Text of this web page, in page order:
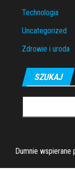
Technologia
Uncategorized
Zdrowie i uroda
SZUKAJ
Dumnie wspierane